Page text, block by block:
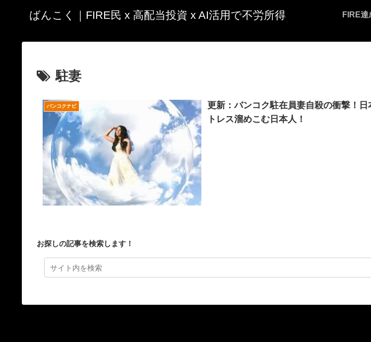
ばんこく｜FIRE民 x 高配当投資 x AI活用で不労所得 FIRE
駐妻
バンコクナビ
更新：バンコク駐在員妻自殺の衝撃！日
トレス溜めこむ日本人！
お探しの記事を検索します！